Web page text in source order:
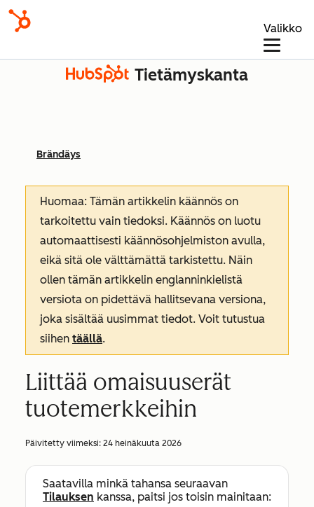
Valikko
Tietämyskanta
Brändäys
Huomaa: Tämän artikkelin käännös on
tarkoitettu vain tiedoksi. Käännös on luotu
automaattisesti käännösohjelmiston avulla,
eikä sitä ole välttämättä tarkistettu. Näin
ollen tämän artikkelin englanninkielistä
versiota on pidettävä hallitsevana versiona,
joka sisältää uusimmat tiedot. Voit tutustua
siihen täällä.
Liittää omaisuuserät
tuotemerkkeihin
Päivitetty viimeksi: 24 heinäkuuta 2026
Saatavilla minkä tahansa seuraavan
Tilauksen kanssa, paitsi jos toisin mainitaan: